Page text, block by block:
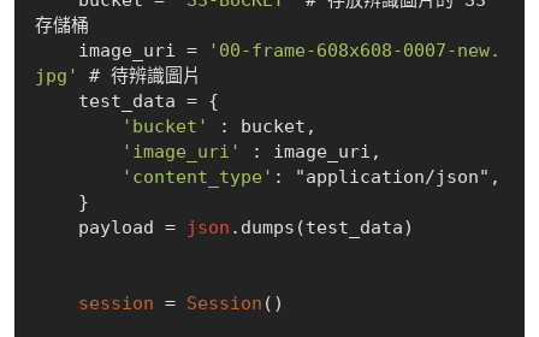
存儲桶
    image_uri =
'00-frame-608x608-0007-new.
jpg'
# 待辨識圖片
'bucket'
: bucket,
'image_uri'
: image_uri,
'content_type' : "application/json",
    payload =
json .dumps(test_data)
session = Session ()